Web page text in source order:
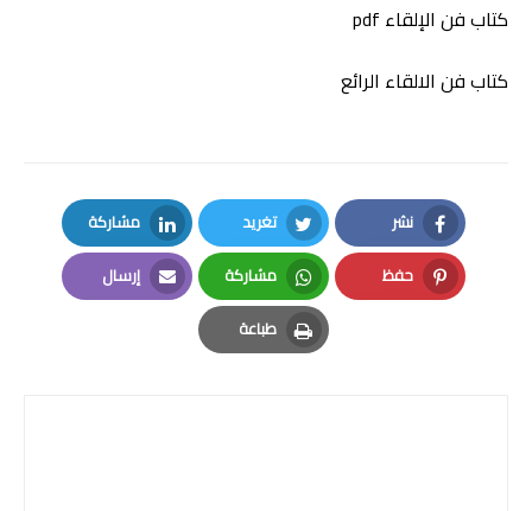
كتاب فن الإلقاء pdf
كتاب فن الالقاء الرائع
نشر
Facebook
تغريد
Twitter
مشاركة
LinkedIn
حفظ
Pinterest
مشاركة
Whatsapp
إرسال
Email
طباعة
Print